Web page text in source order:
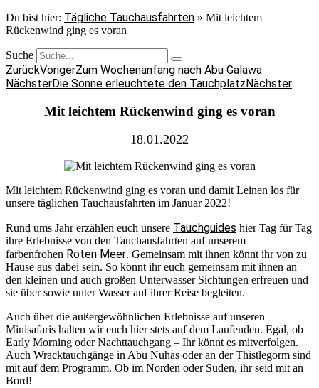
Du bist hier: Tägliche Tauchausfahrten » Mit leichtem
Rückenwind ging es voran
Suche
ZurückVorigerZum Wochenanfang nach Abu Galawa
NächsterDie Sonne erleuchtete den TauchplatzNächster
Mit leichtem Rückenwind ging es voran
18.01.2022
Mit leichtem Rückenwind ging es voran und damit Leinen los für
unsere täglichen Tauchausfahrten im Januar 2022!
Rund ums Jahr erzählen euch unsere Tauchguides hier Tag für Tag
ihre Erlebnisse von den Tauchausfahrten auf unserem
farbenfrohen Roten Meer. Gemeinsam mit ihnen könnt ihr von zu
Hause aus dabei sein. So könnt ihr euch gemeinsam mit ihnen an
den kleinen und auch großen Unterwasser Sichtungen erfreuen und
sie über sowie unter Wasser auf ihrer Reise begleiten.
Auch über die außergewöhnlichen Erlebnisse auf unseren
Minisafaris halten wir euch hier stets auf dem Laufenden. Egal, ob
Early Morning oder Nachttauchgang – Ihr könnt es mitverfolgen.
Auch Wracktauchgänge in Abu Nuhas oder an der Thistlegorm sind
mit auf dem Programm. Ob im Norden oder Süden, ihr seid mit an
Bord!